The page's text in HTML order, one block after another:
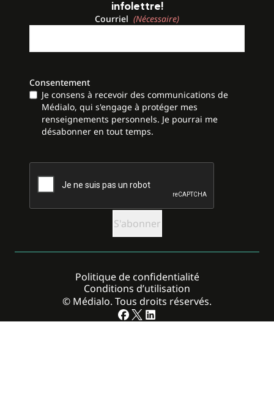
infolettre!
Courriel (Nécessaire)
Consentement
Je consens à recevoir des communications de
Médialo, qui s'engage à protéger mes
renseignements personnels. Je pourrai me
désabonner en tout temps.
© Médialo. Tous droits réservés.
Politique de confidentialité
Conditions d’utilisation